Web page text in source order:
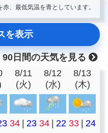
、最低気温を青としています。
を表示
90日間の天気を見る
8/11
(火)
8/12
(水)
8/13
(木)
34 23 34 22 33
24